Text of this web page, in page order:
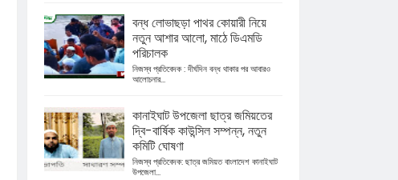
বন্ধ লোভাছড়া পাথর কোয়ারী নিয়ে
নতুন আশার আলো, মাঠে ডিএমডি
পরিচালক
নিজস্ব প্রতিবেদক : দীর্ঘদিন বন্ধ থাকার পর আবারও
আলোচনার...
কানাইঘাট উপজেলা ছাত্র জমিয়তের
দ্বি-বার্ষিক কাউন্সিল সম্পন্ন, নতুন
কমিটি ঘোষণা
নিজস্ব প্রতিবেদক: ছাত্র জমিয়ত বাংলাদেশ কানাইঘাট
উপজেলা...